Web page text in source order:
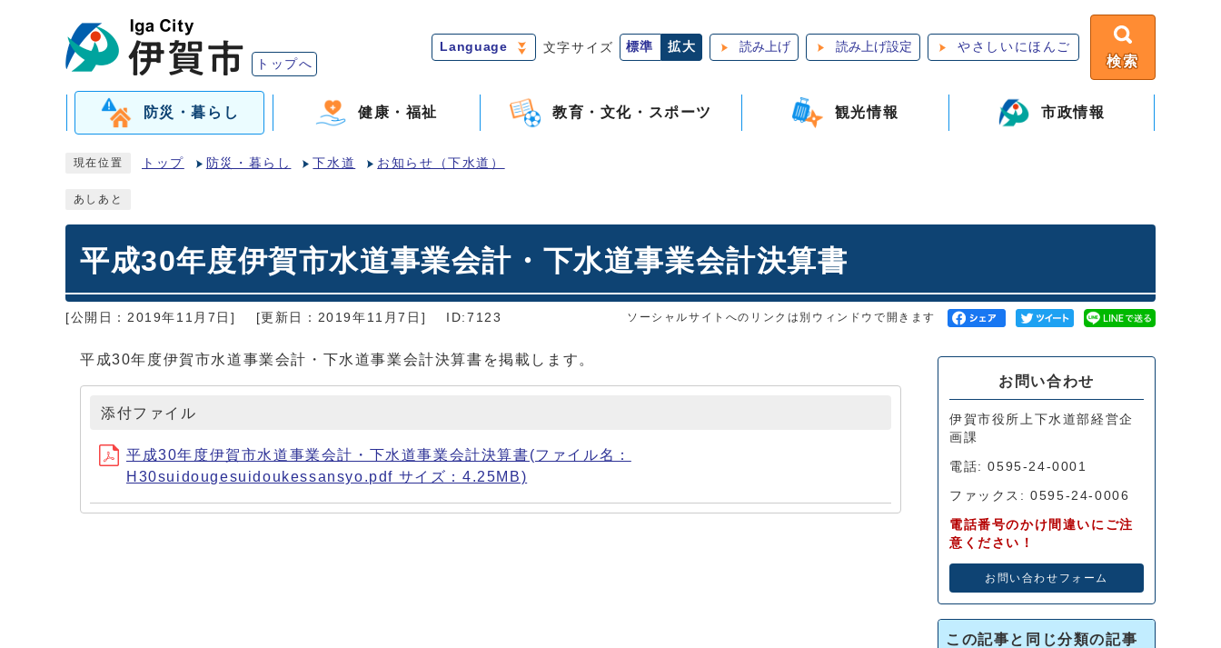
トップへ
Language 文字サイズ 標準 拡大 読み上げ 読み上げ設定 やさしいにほんご
検索
防災・暮らし 健康・福祉 教育・文化・スポーツ 観光情報 市政情報
現在位置 トップ 防災・暮らし 下水道 お知らせ（下水道）
あしあと
平成30年度伊賀市水道事業会計・下水道事業会計決算書
[公開日：2019年11月7日] [更新日：2019年11月7日] ID:7123 ソーシャルサイトへのリンクは別ウィンドウで開きます
平成30年度伊賀市水道事業会計・下水道事業会計決算書を掲載します。
添付ファイル
平成30年度伊賀市水道事業会計・下水道事業会計決算書(ファイル名：
H30suidougesuidoukessansyo.pdf サイズ：4.25MB)
お問い合わせ
伊賀市役所上下水道部経営企
画課
電話: 0595-24-0001
ファックス: 0595-24-0006
電話番号のかけ間違いにご注
意ください！
お問い合わせフォーム
この記事と同じ分類の記事